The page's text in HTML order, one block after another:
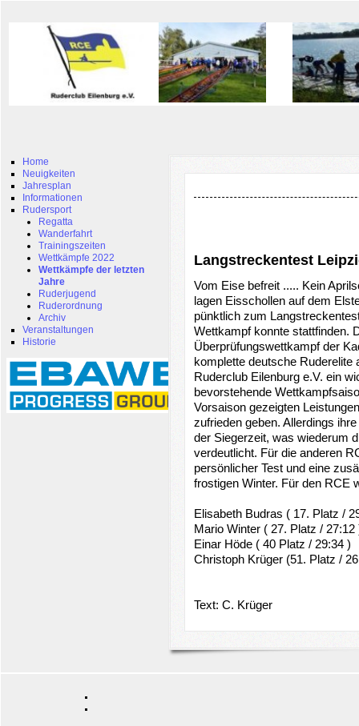
Home
Neuigkeiten
Jahresplan
Informationen
Rudersport
Regatta
Wanderfahrt
Trainingszeiten
Wettkämpfe 2022
Wettkämpfe der letzten
Jahre
Ruderjugend
Ruderordnung
Archiv
Veranstaltungen
Historie
Langstreckentest
Vom Eise befreit ..... Kein
lagen Eisschollen auf dem
pünktlich zum
Wettkampf konnte stattfinden.
Überprüfungswettkampf der
komplette deutsche
Ruderclub Eilenburg e.V. ein
bevorstehende
Vorsaison gezeigten
zufrieden geben. Allerdings
der Siegerzeit, was wiederum
verdeutlicht. Für die anderen
persönlicher Test und eine
frostigen Winter. Für den RCE
Elisabeth Budras ( 17. Platz /
Mario Winter ( 27. Platz / 27:12
Einar Höde ( 40 Platz / 29:34 )
Christoph Krüger (51. Platz /
Text: C. Krüger